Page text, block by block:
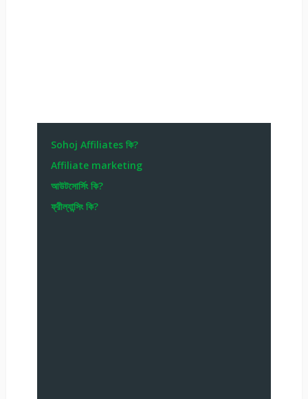
Sohoj Affiliates কি?
Affiliate marketing
আউটসোর্সিং কি?
ফ্রীল্যান্সিং কি?